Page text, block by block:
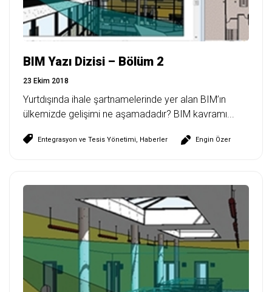
BIM Yazı Dizisi – Bölüm 2
23 Ekim 2018
Yurtdışında ihale şartnamelerinde yer alan BIM’ın
ülkemizde gelişimi ne aşamadadır? BIM kavramı...
Entegrasyon ve Tesis Yönetimi, Haberler Engin Özer